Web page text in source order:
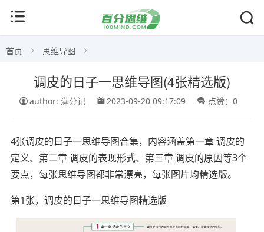
首页 思维导图
调皮的日子一思维导图(4张精选版)
author: 满分记 2023-09-20 09:17:09 点赞：0
4张调皮的日子一思维导图合集，内容涵盖第一章 调皮的
定义、第二章 调皮的表现形式、第三章 调皮的原因等3个
要点，每张思维导图都非常漂亮，每张图片均精选版。
第1张，调皮的日子一思维导图精选版